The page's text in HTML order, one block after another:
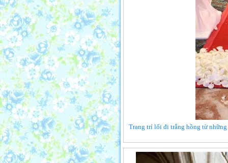
Trang trí lối đi trắng hồng từ